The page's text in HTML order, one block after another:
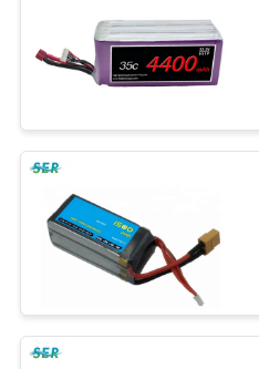
एक
का
अनुरोध
साइटमैप
PRIVACY
POLICY